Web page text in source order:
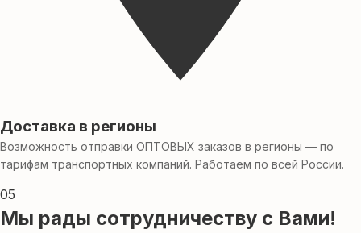
Доставка в регионы
Возможность отправки ОПТОВЫХ заказов в регионы — по
тарифам транспортных компаний. Работаем по всей России.
05
Мы рады сотрудничеству с Вами!